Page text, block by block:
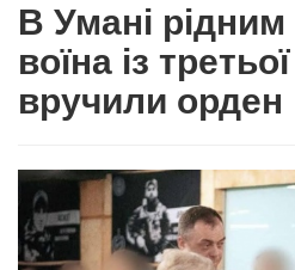
В Умані рідним
воїна із
вручили орден